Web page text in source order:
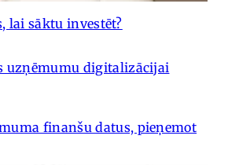
lai sāktu investēt?
uzņēmumu digitalizācijai
finanšu datus, pieņemot